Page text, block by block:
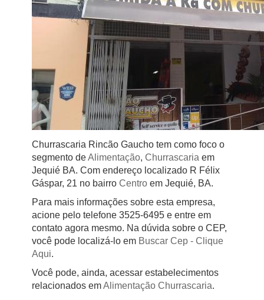
Churrascaria Rincão Gaucho tem como foco o
segmento deAlimentação, Churrascaria em
Jequié BA. Com endereço localizado R Félix
Gáspar, 21 no bairro Centro em Jequié, BA.
Para mais informações sobre esta empresa,
acione pelo telefone 3525-6495 e entre em
contato agora mesmo. Na dúvida sobre o CEP,
você pode localizá-lo em Buscar Cep - Clique
Aqui.
Você pode, ainda, acessar estabelecimentos
relacionados emAlimentação Churrascaria.